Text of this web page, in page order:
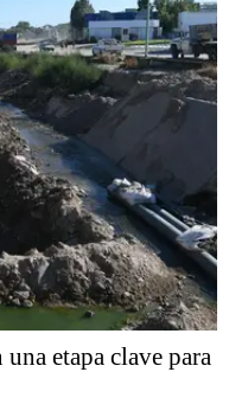
etapa clave para